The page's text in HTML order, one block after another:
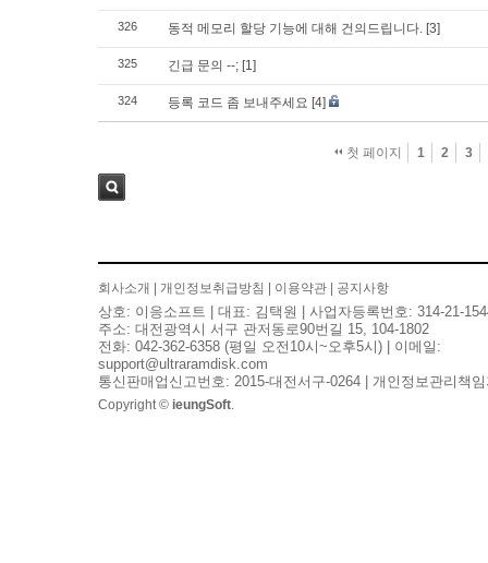
326 동적 메모리 할당 기능에 대해 건의드립니다. [3]
325 긴급 문의 --; [1]
324 등록 코드 좀 보내주세요 [4]
첫 페이지 1 2 3
회사소개 개인정보취급방침 이용약관 공지사항
상호: 이응소프트 | 대표: 김택원 | 사업자등록번호: 314-21-
주소: 대전광역시 서구 관저동로90번길 15, 104-1802
전화: 042-362-6358 (평일 오전10시~오후5시) | 이메일:
support@ultraramdisk.com
통신판매업신고번호: 2015-대전서구-0264 | 개인정보관리책
Copyright © ieungSoft.